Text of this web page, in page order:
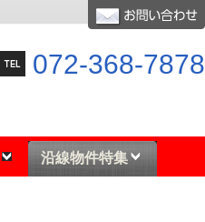
072-368-7878
沿線物件特集